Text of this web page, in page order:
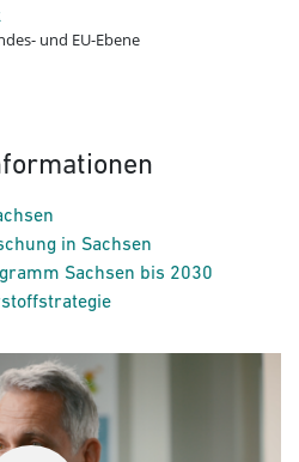
und EU-Ebene
in Sachsen
Sachsen bis 2030